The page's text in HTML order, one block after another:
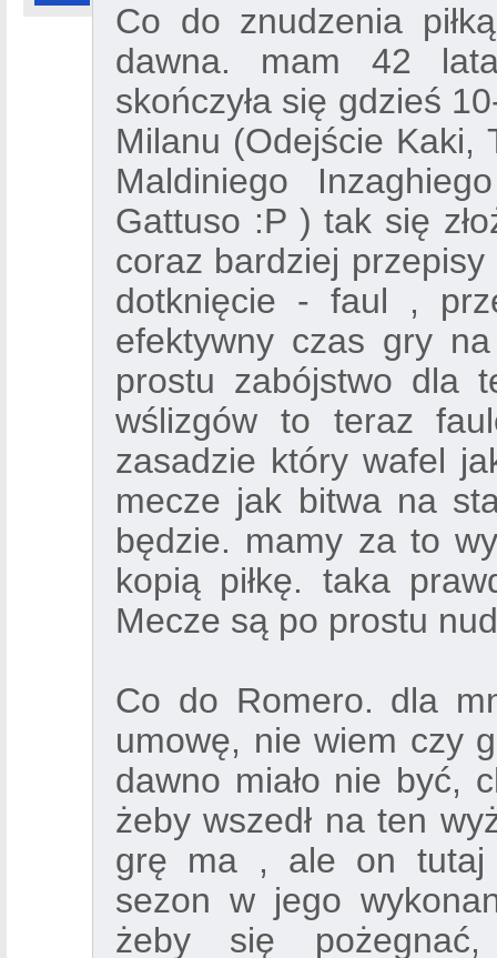
Co do znudzenia
dawna. mam 42
skończyła się gdzieś
Milanu (Odejście Kaki,
Maldiniego
Gattuso :P ) tak się
coraz bardziej
dotknięcie - faul ,
efektywny czas gry
prostu zabójstwo dla
wślizgów to teraz
zasadzie który wafel
mecze jak bitwa na
będzie. mamy za to
kopią piłkę. taka
Mecze są po prostu
Co do Romero. dla
umowę, nie wiem czy
dawno miało nie być,
żeby wszedł na ten
grę ma , ale on tutaj
sezon w jego
żeby się